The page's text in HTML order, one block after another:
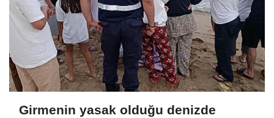
Girmenin yasak olduğu denizde